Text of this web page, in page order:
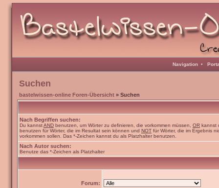
Navigation •
Suchen
bastelwissen-online Foren-Übersicht » Suchen
Nach Begriffen suchen:
Du kannstAND benutzen, um Wörter zu definieren, die vorkommen müssen, OR kannst
benutzen für Wörter, die im Resultat sein können und NOT für Wörter, die im Ergebnis
vorkommen sollen. Das *-Zeichen kannst du als Platzhalter benutzen.
Nach Autor suchen:
Benutze das *-Zeichen als Platzhalter
Forum: